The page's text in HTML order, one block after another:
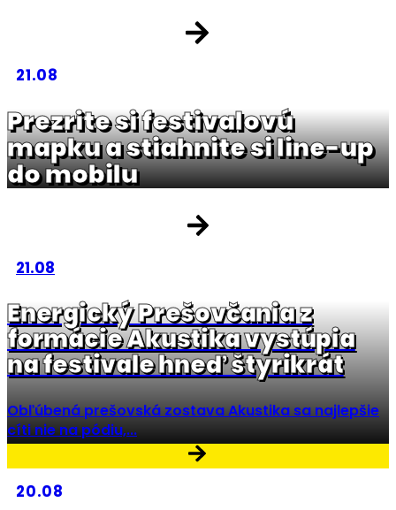
21.08
Prezrite si festivalovú
mapku a stiahnite si line-up
do mobilu
21.08
Energický Prešovčania z
formácie Akustika vystúpia
na festivale hneď štyrikrát
Obľúbená prešovská zostava Akustika sa najlepšie
cíti nie na pódiu,...
20.08